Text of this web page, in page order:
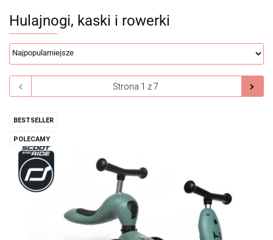
Hulajnogi, kaski i rowerki
BESTSELLER
POLECAMY